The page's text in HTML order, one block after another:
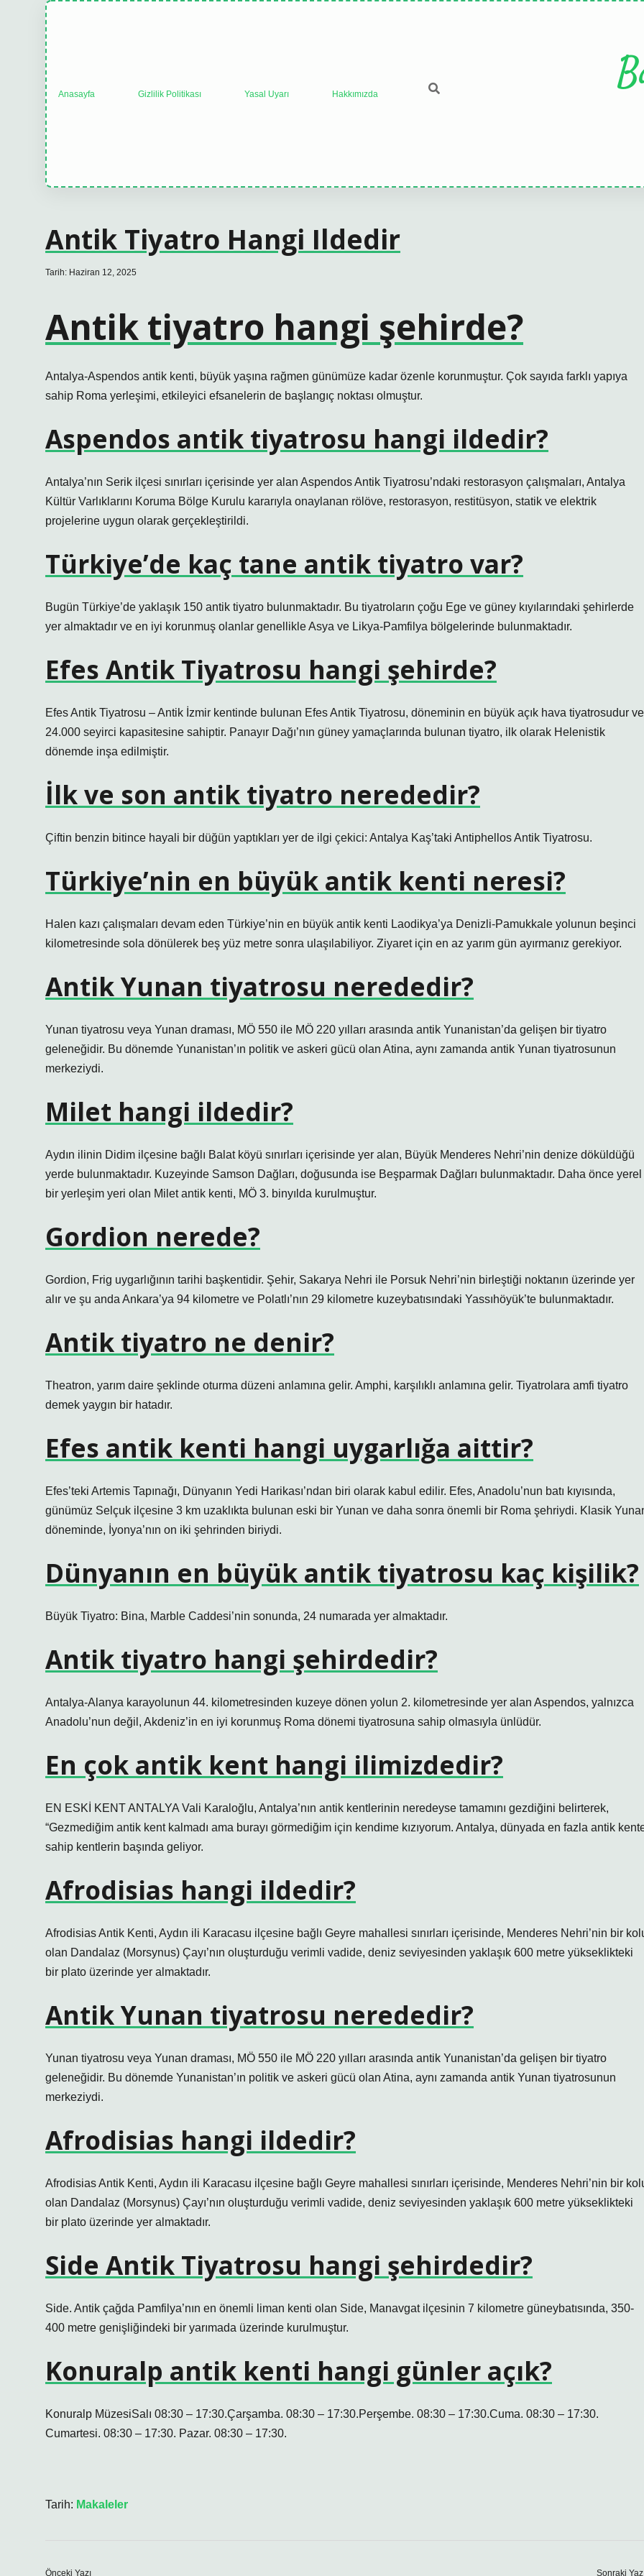
Anasayfa Gizlilik Politikası Yasal Uyarı Hakkımızda
Antik Tiyatro Hangi Ildedir
Tarih: Haziran 12, 2025
Antik tiyatro hangi şehirde?
Antalya-Aspendos antik kenti, büyük yaşına rağmen günümüze kadar özenle korunmuştur. Çok sayıda farklı yapıya
sahip Roma yerleşimi, etkileyici efsanelerin de başlangıç ​​noktası olmuştur.
Aspendos antik tiyatrosu hangi ildedir?
Antalya’nın Serik ilçesi sınırları içerisinde yer alan Aspendos Antik Tiyatrosu’ndaki restorasyon çalışmaları, Antalya
Kültür Varlıklarını Koruma Bölge Kurulu kararıyla onaylanan rölöve, restorasyon, restitüsyon, statik ve elektrik
projelerine uygun olarak gerçekleştirildi.
Türkiye’de kaç tane antik tiyatro var?
Bugün Türkiye’de yaklaşık 150 antik tiyatro bulunmaktadır. Bu tiyatroların çoğu Ege ve güney kıyılarındaki şehirlerde
yer almaktadır ve en iyi korunmuş olanlar genellikle Asya ve Likya-Pamfilya bölgelerinde bulunmaktadır.
Efes Antik Tiyatrosu hangi şehirde?
Efes Antik Tiyatrosu – Antik İzmir kentinde bulunan Efes Antik Tiyatrosu, döneminin en büyük açık hava tiyatrosudur ve
24.000 seyirci kapasitesine sahiptir. Panayır Dağı’nın güney yamaçlarında bulunan tiyatro, ilk olarak Helenistik
dönemde inşa edilmiştir.
İlk ve son antik tiyatro nerededir?
Çiftin benzin bitince hayali bir düğün yaptıkları yer de ilgi çekici: Antalya Kaş’taki Antiphellos Antik Tiyatrosu.
Türkiye’nin en büyük antik kenti neresi?
Halen kazı çalışmaları devam eden Türkiye’nin en büyük antik kenti Laodikya’ya Denizli-Pamukkale yolunun beşinci
kilometresinde sola dönülerek beş yüz metre sonra ulaşılabiliyor. Ziyaret için en az yarım gün ayırmanız gerekiyor.
Antik Yunan tiyatrosu nerededir?
Yunan tiyatrosu veya Yunan draması, MÖ 550 ile MÖ 220 yılları arasında antik Yunanistan’da gelişen bir tiyatro
geleneğidir. Bu dönemde Yunanistan’ın politik ve askeri gücü olan Atina, aynı zamanda antik Yunan tiyatrosunun
merkeziydi.
Milet hangi ildedir?
Aydın ilinin Didim ilçesine bağlı Balat köyü sınırları içerisinde yer alan, Büyük Menderes Nehri’nin denize döküldüğü
yerde bulunmaktadır. Kuzeyinde Samson Dağları, doğusunda ise Beşparmak Dağları bulunmaktadır. Daha önce yerel
bir yerleşim yeri olan Milet antik kenti, MÖ 3. binyılda kurulmuştur.
Gordion nerede?
Gordion, Frig uygarlığının tarihi başkentidir. Şehir, Sakarya Nehri ile Porsuk Nehri’nin birleştiği noktanın üzerinde yer
alır ve şu anda Ankara’ya 94 kilometre ve Polatlı’nın 29 kilometre kuzeybatısındaki Yassıhöyük’te bulunmaktadır.
Antik tiyatro ne denir?
Theatron, yarım daire şeklinde oturma düzeni anlamına gelir. Amphi, karşılıklı anlamına gelir. Tiyatrolara amfi tiyatro
demek yaygın bir hatadır.
Efes antik kenti hangi uygarlığa aittir?
Efes’teki Artemis Tapınağı, Dünyanın Yedi Harikası’ndan biri olarak kabul edilir. Efes, Anadolu’nun batı kıyısında,
günümüz Selçuk ilçesine 3 km uzaklıkta bulunan eski bir Yunan ve daha sonra önemli bir Roma şehriydi. Klasik
döneminde, İyonya’nın on iki şehrinden biriydi.
Dünyanın en büyük antik tiyatrosu kaç kişilik?
Büyük Tiyatro: Bina, Marble Caddesi’nin sonunda, 24 numarada yer almaktadır.
Antik tiyatro hangi şehirdedir?
Antalya-Alanya karayolunun 44. kilometresinden kuzeye dönen yolun 2. kilometresinde yer alan Aspendos, yalnızca
Anadolu’nun değil, Akdeniz’in en iyi korunmuş Roma dönemi tiyatrosuna sahip olmasıyla ünlüdür.
En çok antik kent hangi ilimizdedir?
EN ESKİ KENT ANTALYA Vali Karaloğlu, Antalya’nın antik kentlerinin neredeyse tamamını gezdiğini belirterek,
“Gezmediğim antik kent kalmadı ama burayı görmediğim için kendime kızıyorum. Antalya, dünyada en fazla antik
sahip kentlerin başında geliyor.
Afrodisias hangi ildedir?
Afrodisias Antik Kenti, Aydın ili Karacasu ilçesine bağlı Geyre mahallesi sınırları içerisinde, Menderes Nehri’nin bir
olan Dandalaz (Morsynus) Çayı’nın oluşturduğu verimli vadide, deniz seviyesinden yaklaşık 600 metre yükseklikteki
bir plato üzerinde yer almaktadır.
Antik Yunan tiyatrosu nerededir?
Yunan tiyatrosu veya Yunan draması, MÖ 550 ile MÖ 220 yılları arasında antik Yunanistan’da gelişen bir tiyatro
geleneğidir. Bu dönemde Yunanistan’ın politik ve askeri gücü olan Atina, aynı zamanda antik Yunan tiyatrosunun
merkeziydi.
Afrodisias hangi ildedir?
Afrodisias Antik Kenti, Aydın ili Karacasu ilçesine bağlı Geyre mahallesi sınırları içerisinde, Menderes Nehri’nin bir
olan Dandalaz (Morsynus) Çayı’nın oluşturduğu verimli vadide, deniz seviyesinden yaklaşık 600 metre yükseklikteki
bir plato üzerinde yer almaktadır.
Side Antik Tiyatrosu hangi şehirdedir?
Side. Antik çağda Pamfilya’nın en önemli liman kenti olan Side, Manavgat ilçesinin 7 kilometre güneybatısında, 350-
400 metre genişliğindeki bir yarımada üzerinde kurulmuştur.
Konuralp antik kenti hangi günler açık?
Konuralp MüzesiSalı 08:30 – 17:30.Çarşamba. 08:30 – 17:30.Perşembe. 08:30 – 17:30.Cuma. 08:30 – 17:30.
Cumartesi. 08:30 – 17:30. Pazar. 08:30 – 17:30.
Tarih: Makaleler
Önceki Yazı Sonraki